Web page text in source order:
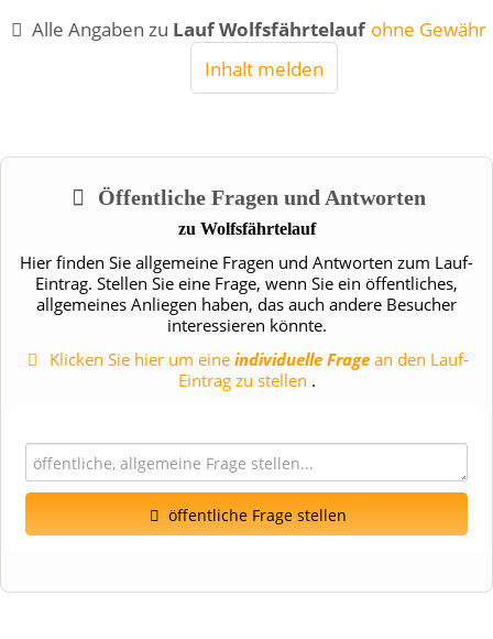
Alle Angaben zu Lauf Wolfsfährtelauf ohne Gewähr
Inhalt melden
Öffentliche Fragen und Antworten
zu Wolfsfährtelauf
Hier finden Sie allgemeine Fragen und Antworten zum Lauf-
Eintrag. Stellen Sie eine Frage, wenn Sie ein öffentliches,
allgemeines Anliegen haben, das auch andere Besucher
interessieren könnte.
Klicken Sie hier um eineindividuelle Frage an den Lauf-
Eintrag zu stellen .
öffentliche Frage stellen